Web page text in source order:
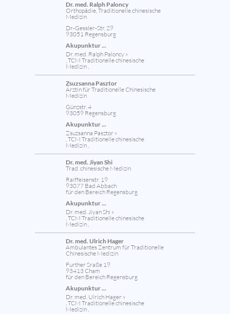
Dr. med. Ralph Paloncy
Orthopädie, Traditionelle chinesische
Medizin
Dr.-Gessler-Str. 29
93051 Regensburg
Akupunktur ...
Dr. med. Ralph Paloncy »
, TCM Traditionelle chinesische
Medizin ,
Zsuzsanna Pasztor
Ärztin für Traditionelle Chinesische
Medizin
Günzstr. 4
93059 Regensburg
Akupunktur ...
Zsuzsanna Pasztor »
, TCM Traditionelle chinesische
Medizin ,
Dr. med. Jiyan Shi
Trad. chinesische Medizin
Raiffeisenstr. 19
93077 Bad Abbach
für den Bereich Regensburg
Akupunktur ...
Dr. med. Jiyan Shi »
, TCM Traditionelle chinesische
Medizin ,
Dr. med. Ulrich Hager
Ambulantes Zentrum für Traditionelle
Chinesische Medizin
Further Sraße 19
93413 Cham
für den Bereich Regensburg
Akupunktur ...
Dr. med. Ulrich Hager »
, TCM Traditionelle chinesische
Medizin ,